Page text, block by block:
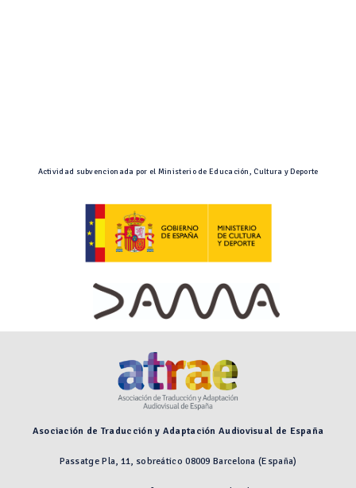
Actividad subvencionada por el Ministerio de Educación, Cultura y Deporte
Asociación de Traducción y Adaptación Audiovisual de España
Passatge Pla, 11, sobreático 08009 Barcelona (España)